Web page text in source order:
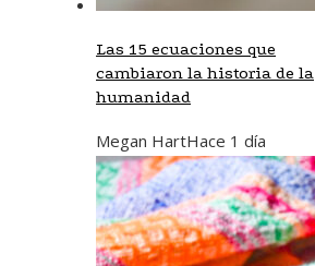
Las 15 ecuaciones que
cambiaron la historia de la
humanidad
Megan HartHace 1 día